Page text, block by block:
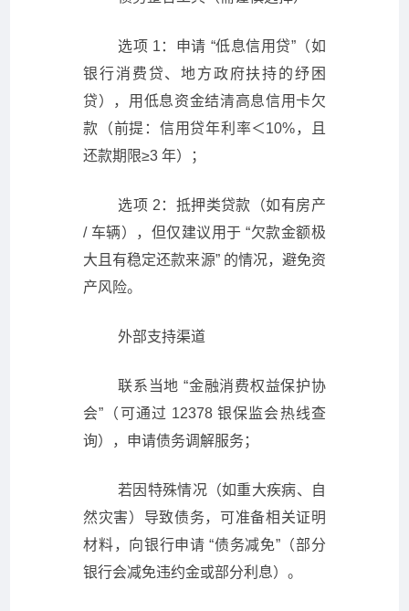
选项 1：申请 “低息信用贷”（如
银行消费贷、地方政府扶持的纾困
贷），用低息资金结清高息信用卡欠
款（前提：信用贷年利率＜10%，且
还款期限≥3 年）；
选项 2：抵押类贷款（如有房产
/ 车辆），但仅建议用于 “欠款金额极
大且有稳定还款来源” 的情况，避免资
产风险。
外部支持渠道
联系当地 “金融消费权益保护协
会”（可通过 12378 银保监会热线查
询），申请债务调解服务；
若因特殊情况（如重大疾病、自
然灾害）导致债务，可准备相关证明
材料，向银行申请 “债务减免”（部分
银行会减免违约金或部分利息）。